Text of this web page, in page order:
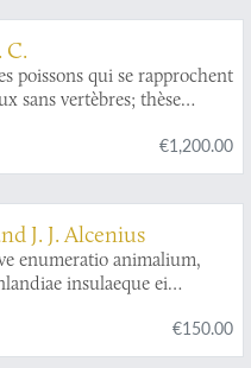
C.
poissons qui se rapprochent
sans vertèbres; thèse
de Paris, en présence
le 26 mars 1812.
€1,200.00
J. J. Alcenius
enumeratio animalium,
insulaeque ei
exhibent mag. Petrus
€150.00